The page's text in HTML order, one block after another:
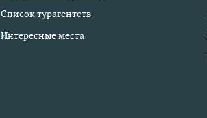
Список турагентств
Интересные места